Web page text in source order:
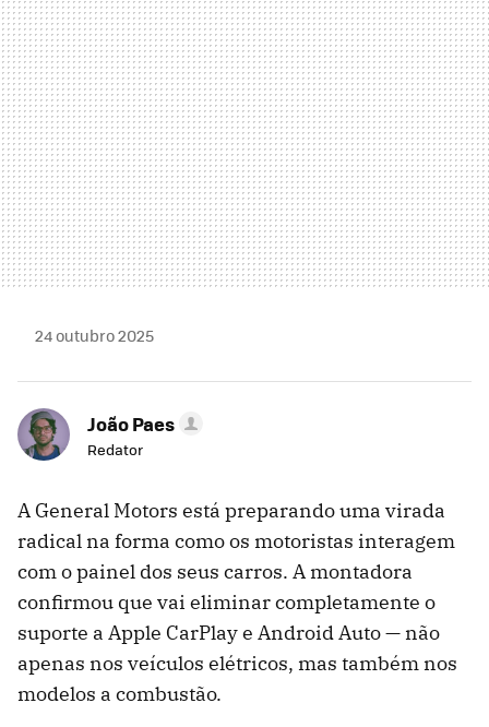
MAIL
24 outubro 2025
João Paes
Redator
A General Motors está preparando uma virada
radical na forma como os motoristas interagem
com o painel dos seus carros. A montadora
confirmou que vai eliminar completamente o
suporte a Apple CarPlay e Android Auto — não
apenas nos veículos elétricos, mas também nos
modelos a combustão.